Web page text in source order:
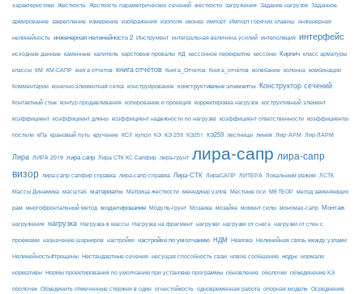
характеристики Жесткость Жесткость параметрических сечений жёсткости загружения Задание нагрузок Заданное
армирование закрепление измерение изображения изополя иконка импорт Импорт горячих клавиш инженерная
нелинейность инженерная нелинейность 2 Инструмент интегральная величина усилий интеполяция интерфейс
исходные данные каменные капитель карстовые провалы КД кессонное перекрытие кессоны Кирпич класс арматуры
классы КМ КМ-САПР книга отчетов книга отчётов Книга_Отчетов Книга_отчётов колебание колонна комбинации
Комментарии конечно-элементная сетка конструирование конструктивные элементы Конструктор сечений
Контактный стык контур продавливания копирование и проекция корректировка нагрузок коструктивный элемент
коэффициент коэффициент длины коэффициент надежности по нагрузке коэффициент ответственности коэффициенты
постели кПа крановый путь кручение КСУ купол КЭ КЭ 259 КЭ251 КЭ259 лестницы линия Лир-АРМ Лир-ЛАРМ
Лира ЛИРА 2019 лира сапр Лира СТК КС Сапфир лира-грунт лира-сапр лира-сапр
визор лира-сапр сапфир справка лира-сапр справка Лира-СТК ЛираСАПР ЛИТЕРА Локальным режим ЛСТК
Массы Динамика масштаб материалы Матрица жесткости менеджер узлов Местные оси МЕТЕОР метод заменяющих
рам многофронтальный метод моделирование Модуль-грунт Мозаика мозайка момент силы мономах-сапр Монтаж
нагружения нагрузка Нагрузка в массы Нагрузка на фрагмент нагрузки нагрузки от снега нагрузки от стен с
проёмами назначение шарниров настройки настройки по умолчанию НДМ Невязка Нелинейная связь между узлами
Нелинейность#трещины Нестандартные сечения несущая способность сваи новое сообщение ноды нормали
нормативы Нормы проектирования по умолчанию при установке программы обновление оболочки объединение КЭ
оболочек Объединить отмеченные стержни в один огнестойкость одновременная работа опорная модель Осреднение